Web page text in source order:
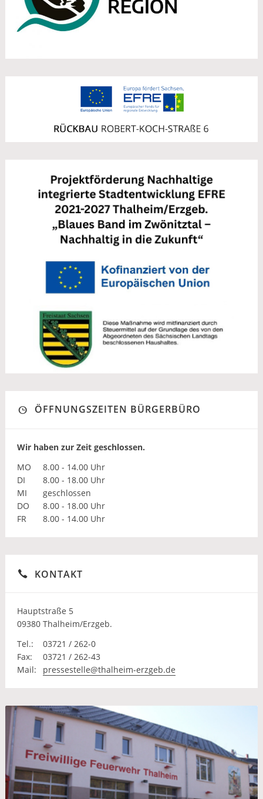
ÖFFNUNGSZEITEN BÜRGERBÜRO
Wir haben zur Zeit geschlossen.
MO
8.00 - 14.00 Uhr
DI
8.00 - 18.00 Uhr
MI
geschlossen
DO
8.00 - 18.00 Uhr
FR
8.00 - 14.00 Uhr
KONTAKT
Hauptstraße 5
09380 Thalheim/Erzgeb.
Tel.:
03721 / 262-0
Fax:
03721 / 262-43
Mail:
pressestelle@thalheim-erzgeb.de